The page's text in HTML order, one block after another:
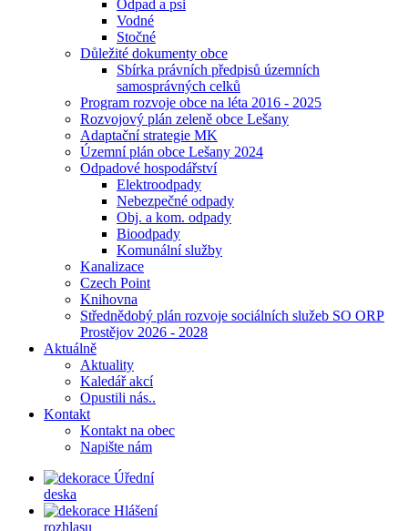
Odpad a psi
Vodné
Stočné
Důležité dokumenty obce
Sbírka právních předpisů územních
samosprávných celků
Program rozvoje obce na léta 2016 - 2025
Rozvojový plán zeleně obce Lešany
Adaptační strategie MK
Územní plán obce Lešany 2024
Odpadové hospodářství
Elektroodpady
Nebezpečné odpady
Obj. a kom. odpady
Bioodpady
Komunální služby
Kanalizace
Czech Point
Knihovna
Střednědobý plán rozvoje sociálních služeb SO ORP
Prostějov 2026 - 2028
Aktuálně
Aktuality
Kaledář akcí
Opustili nás..
Kontakt
Kontakt na obec
Napište nám
Úřední
deska
Hlášení
rozhlasu